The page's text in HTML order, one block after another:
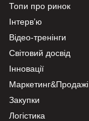
Топи про ринок
Інтерв’ю
Відео-тренінги
Світовий досвід
Інновації
Маркетинг&Продажі
Закупки
Логістика